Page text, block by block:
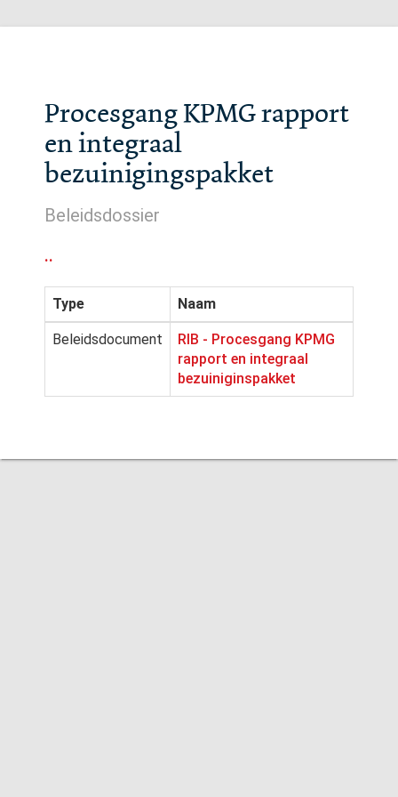
Procesgang KPMG rapport
en integraal
bezuinigingspakket
Beleidsdossier
..
Type Naam
Beleidsdocument
RIB - Procesgang KPMG
rapport en integraal
bezuiniginspakket